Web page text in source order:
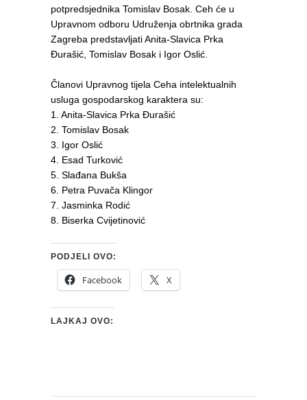
potpredsjednika Tomislav Bosak. Ceh će u
Upravnom odboru Udruženja obrtnika grada
Zagreba predstavljati Anita-Slavica Prka
Đurašić, Tomislav Bosak i Igor Oslić.
Članovi Upravnog tijela Ceha intelektualnih
usluga gospodarskog karaktera su:
1. Anita-Slavica Prka Đurašić
2. Tomislav Bosak
3. Igor Oslić
4. Esad Turković
5. Slađana Bukša
6. Petra Puvača Klingor
7. Jasminka Rodić
8. Biserka Cvijetinović
PODJELI OVO:
Facebook X
LAJKAJ OVO: